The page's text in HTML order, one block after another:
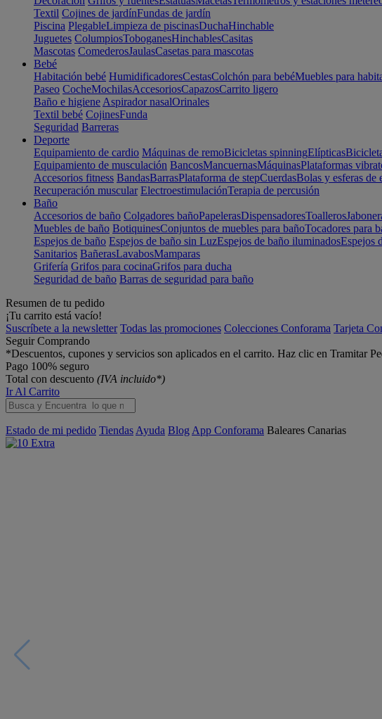
Textil Cojines de jardínFundas de jardín
Piscina PlegableLimpieza de piscinasDuchaHinchable
Juguetes ColumpiosToboganesHinchablesCasitas
Mascotas ComederosJaulasCasetas para mascotas
Bebé
Habitación bebé HumidificadoresCestasColchón para bebéMuebles para
Paseo CocheMochilasAccesoriosCapazosCarrito ligero
Baño e higiene Aspirador nasalOrinales
Textil bebé CojinesFunda
Seguridad Barreras
Deporte
Equipamiento de cardio Máquinas de remoBicicletas spinningElípticas
Equipamiento de musculación BancosMancuernasMáquinasPlataformas
Accesorios fitness BandasBarrasPlataforma de stepCuerdasBolas y esferas de
Recuperación muscular ElectroestimulaciónTerapia de percusión
Baño
Accesorios de baño Colgadores bañoPapelerasDispensadoresToalleros
Muebles de baño BotiquinesConjuntos de muebles para bañoTocadores para
Espejos de baño Espejos de baño sin LuzEspejos de baño iluminadosEspejos
Sanitarios BañerasLavabosMamparas
Grifería Grifos para cocinaGrifos para ducha
Seguridad de baño Barras de seguridad para baño
Resumen de tu pedido
¡Tu carrito está vacío!
Suscríbete a la newsletter Todas las promociones Colecciones Conforama Tarjeta
Seguir Comprando
*Descuentos, cupones y servicios son aplicados en el carrito. Haz clic en Tramitar
Pago 100% seguro
Total con descuento (IVA incluido*)
Ir Al Carrito
Estado de mi pedido Tiendas Ayuda Blog App Conforama Baleares Canarias